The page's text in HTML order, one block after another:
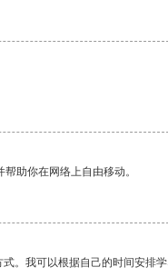
助你在网络上自由移动。
。我可以根据自己的时间安排学